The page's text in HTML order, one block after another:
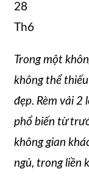
28
Th6
Trong một
không thể
đẹp. Rèm vải 2
phổ biến từ
không gian
ngủ, trong liền